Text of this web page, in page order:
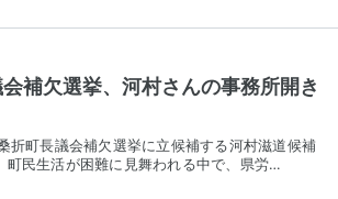
補欠選挙、河村さんの事務所開き
折町長議会補欠選挙に立候補する河村滋道候補
町民生活が困難に見舞われる中で、県労…